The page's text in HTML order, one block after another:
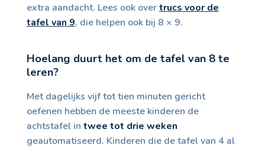
extra aandacht. Lees ook overtrucs voor de
tafel van 9, die helpen ook bij 8 × 9.
Hoelang duurt het om de tafel van 8 te
leren?
Met dagelijks vijf tot tien minuten gericht
oefenen hebben de meeste kinderen de
achtstafel in twee tot drie weken
geautomatiseerd. Kinderen die de tafel van 4 al